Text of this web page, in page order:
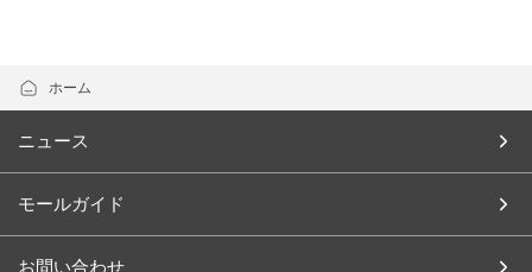
ホーム
ニュース
モールガイド
お問い合わせ